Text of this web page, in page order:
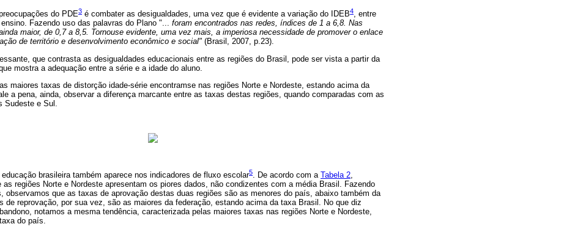
do PDE3 é combater as desigualdades, uma vez que é evidente a variação do IDEB4, entre
Fazendo uso das palavras do Plano "... foram encontrados nas redes, índices de 1 a 6,8. Nas
maior, de 0,7 a 8,5. Tornouse evidente, uma vez mais, a imperiosa necessidade de promover o enlace
de território e desenvolvimento econômico e social" (Brasil, 2007, p.23).
que contrasta as desigualdades educacionais entre as regiões do Brasil, pode ser vista a partir da
mostra a adequação entre a série e a idade do aluno.
maiores taxas de distorção idade-série encontramse nas regiões Norte e Nordeste, estando acima da
a pena, ainda, observar a diferença marcante entre as taxas destas regiões, quando comparadas com as
e Sul.
brasileira também aparece nos indicadores de fluxo escolar5 . De acordo com a Tabela 2
as regiões Norte e Nordeste apresentam os piores dados, não condizentes com a média Brasil. Fazendo
observamos que as taxas de aprovação destas duas regiões são as menores do país, abaixo também da
de reprovação, por sua vez, são as maiores da federação, estando acima da taxa Brasil. No que diz
notamos a mesma tendência, caracterizada pelas maiores taxas nas regiões Norte e Nordeste,
do país.